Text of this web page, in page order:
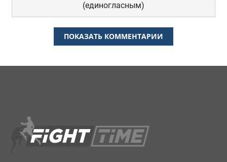
(единогласным)
ПОКАЗАТЬ КОММЕНТАРИИ